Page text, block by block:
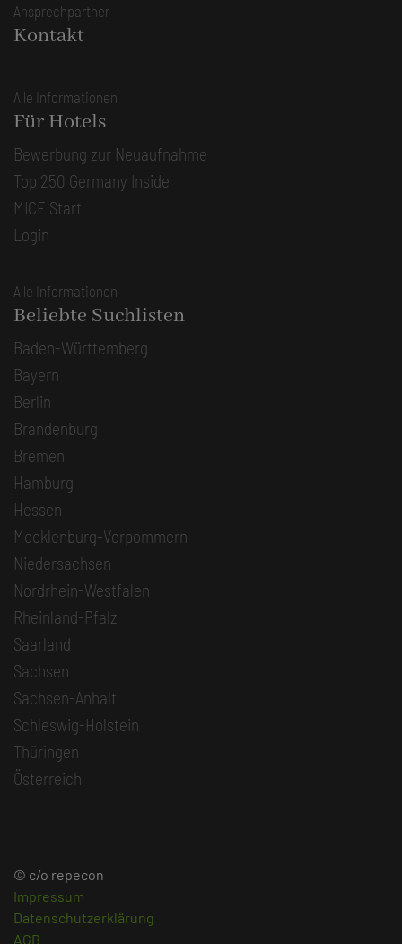
Ansprechpartner
Kontakt
Alle Informationen
Für Hotels
Bewerbung zur Neuaufnahme
Top 250 Germany Inside
MICE Start
Login
Alle Informationen
Beliebte Suchlisten
Baden-Württemberg
Bayern
Berlin
Brandenburg
Bremen
Hamburg
Hessen
Mecklenburg-Vorpommern
Niedersachsen
Nordrhein-Westfalen
Rheinland-Pfalz
Saarland
Sachsen
Sachsen-Anhalt
Schleswig-Holstein
Thüringen
Österreich
© c/o repecon
Impressum
Datenschutzerklärung
AGB